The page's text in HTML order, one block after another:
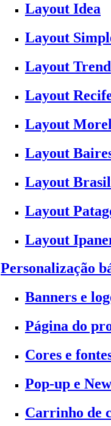
Layout Idea
Layout
Layout Trend
Layout
Layout
Layout
Layout
Layout
Layout
Personalização
Banners e
Página do
Cores e
Pop-up e
Carrinho de